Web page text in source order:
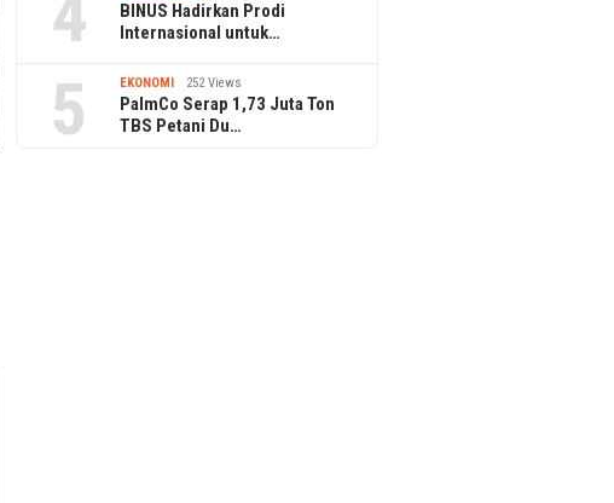
BINUS Hadirkan Prodi
Internasional untuk…
5 EKONOMI 252 Views
PalmCo Serap 1,73 Juta Ton
TBS Petani Du…